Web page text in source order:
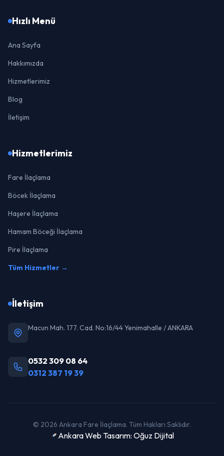
Hızlı Menü
Ana Sayfa
Hakkımızda
Hizmetlerimiz
Blog
İletişim
Hizmetlerimiz
Fare İlaçlama
Böcek İlaçlama
Haşere İlaçlama
Hamam Böceği İlaçlama
Pire İlaçlama
Tüm Hizmetler →
İletişim
Macun Mah. 177. Cad. No:16/44 Yenimahalle / ANKARA
0532 309 08 64
0312 387 19 39
© 2026 Ankara Fare İlaçlama. Tüm Hakları Saklıdır.
Ankara Web Tasarım: Oğuz Dijital